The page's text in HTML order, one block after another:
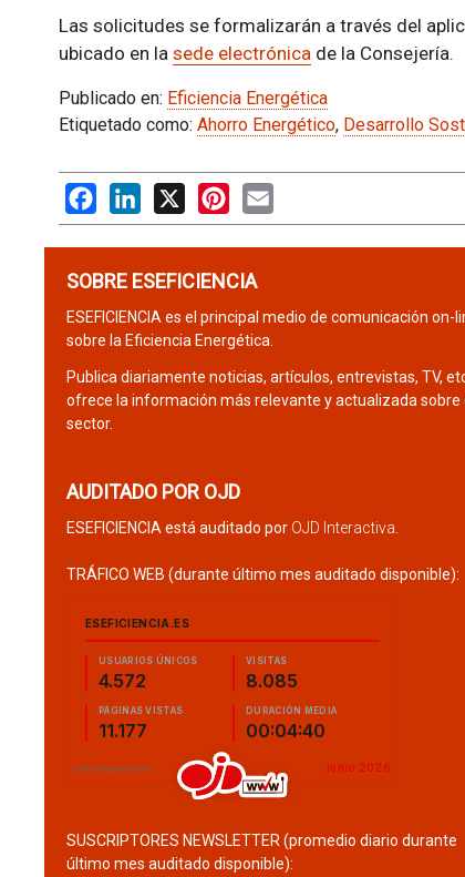
Las solicitudes se formalizarán a través del
ubicado en la sede electrónicade la Consejería.
Publicado en: Eficiencia Energética
Etiquetado como: Ahorro Energético, Desarrollo
FacebookLinkedIn
X PinterestEmail
SOBRE ESEFICIENCIA
ESEFICIENCIA es el principal medio de comunicación on-
sobre la Eficiencia Energética.
Publica diariamente noticias, artículos, entrevistas, TV,
ofrece la información más relevante y actualizada sobre
sector.
AUDITADO POR OJD
ESEFICIENCIA está auditado por OJD Interactiva
TRÁFICO WEB (durante último mes auditado disponible):
SUSCRIPTORES NEWSLETTER (promedio diario durante
último mes auditado disponible):